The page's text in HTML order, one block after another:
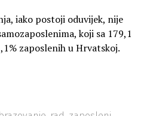
iako postoji oduvijek, nije
koji sa 179,1
zaposlenih u Hrvatskoj.